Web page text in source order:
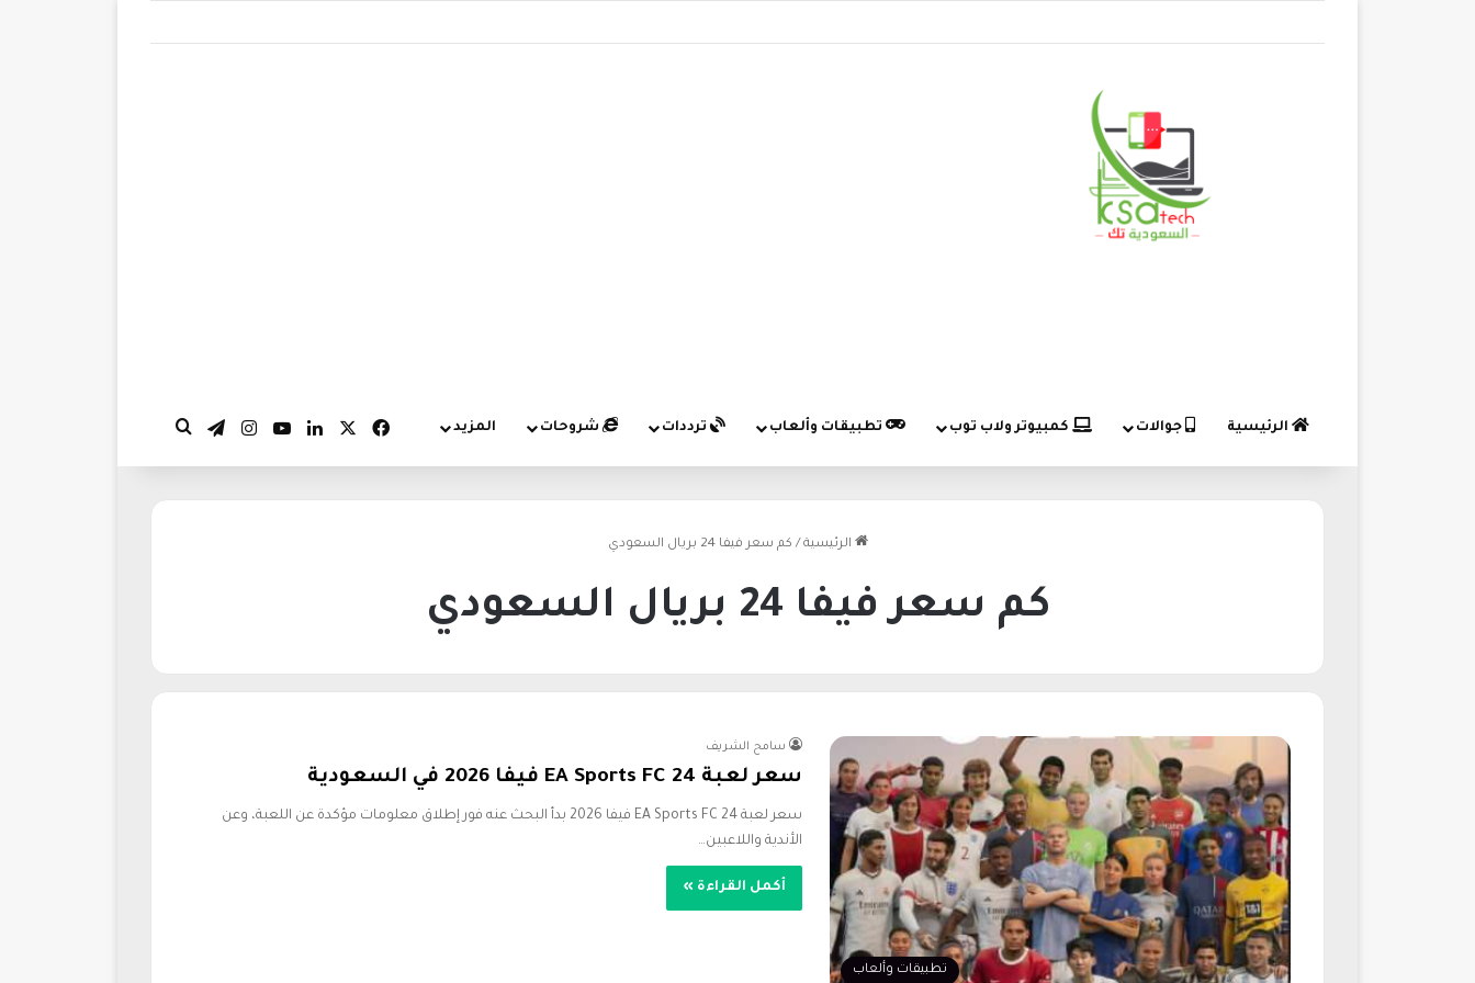
الرئيسية جوالات كمبيوتر ولاب توب تطبيقات وألعاب ترددات شروحات المزيد فيسبوك لينكدإن‫YouTubeانستقرام
تيلقرام
الرئيسية / كم سعر فيفا 24 بريال السعودي
كم سعر فيفا 24 بريال السعودي
تطبيقات وألعاب
سامح الشريف
سعر لعبة EA Sports FC 24 فيفا 2026 في السعودية
سعر لعبة EA Sports FC 24 فيفا 2026 بدأ البحث عنه فور إطلاق معلومات مؤكدة عن اللعبة، وعن
الأندية واللاعبين…
أكمل القراءة »